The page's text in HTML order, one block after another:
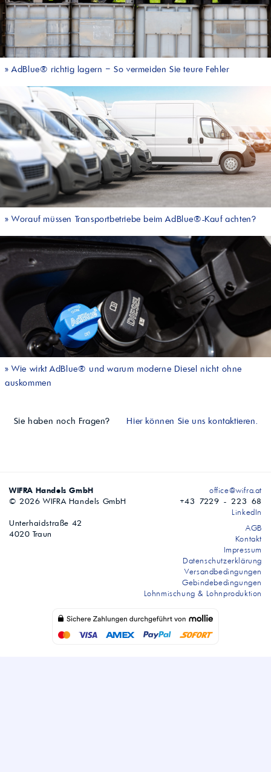
» AdBlue® richtig lagern – So vermeiden Sie teure Fehler
» Worauf müssen Transportbetriebe beim AdBlue®-Kauf achten?
» Wie wirkt AdBlue® und warum moderne Diesel nicht ohne
auskommen
Sie haben noch Fragen? Hier können Sie uns kontaktieren.
WIFRA Handels GmbH
© 2026 WIFRA Handels GmbH
Unterhaidstraße 42
4020 Traun
office@wifra.at
+43 7229 - 223 68
LinkedIn
AGB
Kontakt
Impressum
Datenschutzerklärung
Versandbedingungen
Gebindebedingungen
Lohnmischung & Lohnproduktion